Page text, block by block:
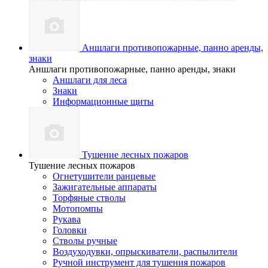
Аншлаги противопожарные, панно аренды,
знаки
Аншлаги противопожарные, панно аренды, знаки
Аншлаги для леса
Знаки
Информационные щиты
Тушение лесных пожаров
Тушение лесных пожаров
Огнетушители ранцевые
Зажигательные аппараты
Торфяные стволы
Мотопомпы
Рукава
Головки
Стволы ручные
Воздуходувки, опрыскиватели, распылители
Ручной инструмент для тушения пожаров